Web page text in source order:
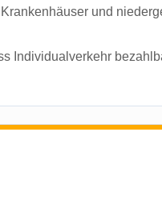
und
Individualverkehr